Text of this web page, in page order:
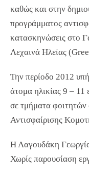
καθώς και στην
προγράμματος
κατασκηνώσεις στο
Λεχαινά Ηλείας
Την περίοδο 2012
άτομα ηλικίας 9 –
σε τμήματα
Αντισφαίρισης
Η Λαγουδάκη
Χωρίς παρουσίαση